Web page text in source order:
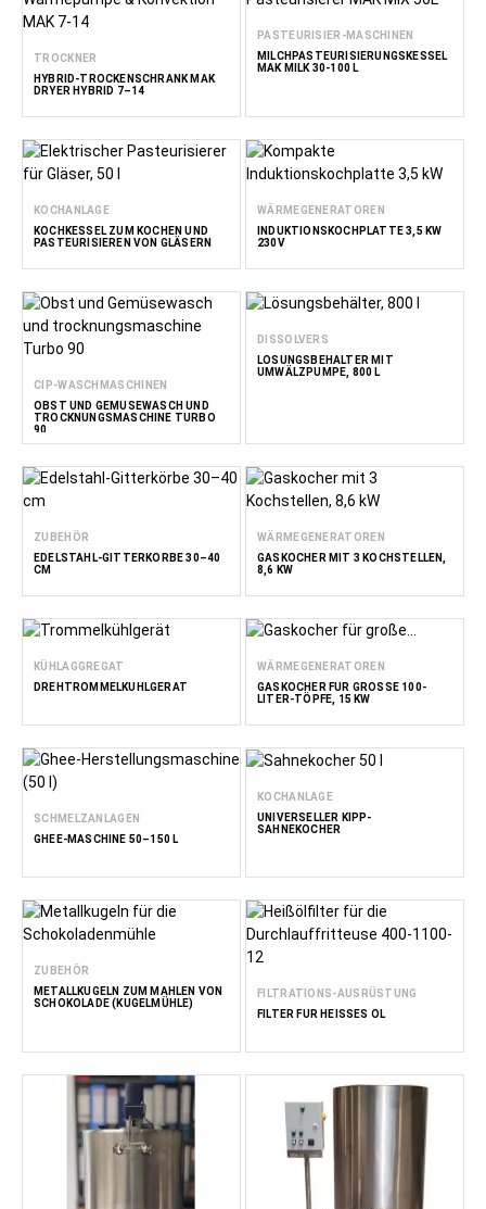
TROCKNER
HYBRID-TROCKENSCHRANK MAK
DRYER HYBRID 7–14
PASTEURISIER-MASCHINEN
MILCHPASTEURISIERUNGSKESSEL
MAK MILK 30-100 L
KOCHANLAGE
KOCHKESSEL ZUM KOCHEN UND
PASTEURISIEREN VON GLÄSERN
WÄRMEGENERATOREN
INDUKTIONSKOCHPLATTE 3,5 KW
230V
CIP-WASCHMASCHINEN
OBST UND GEMÜSEWASCH UND
TROCKNUNGSMASCHINE TURBO
90
DISSOLVERS
LÖSUNGSBEHÄLTER MIT
UMWÄLZPUMPE, 800 L
ZUBEHÖR
EDELSTAHL-GITTERKÖRBE 30–40
CM
WÄRMEGENERATOREN
GASKOCHER MIT 3 KOCHSTELLEN,
8,6 KW
KÜHLAGGREGAT
DREHTROMMELKÜHLGERÄT
WÄRMEGENERATOREN
GASKOCHER FÜR GROSSE 100-L
ITER-TÖPFE, 15 KW
SCHMELZANLAGEN
GHEE-MASCHINE 50–150 L
KOCHANLAGE
UNIVERSELLER KIPP-
SAHNEKOCHER
ZUBEHÖR
METALLKUGELN ZUM MAHLEN VON
SCHOKOLADE (KUGELMÜHLE)
FILTRATIONS-AUSRÜSTUNG
FILTER FÜR HEISSES ÖL